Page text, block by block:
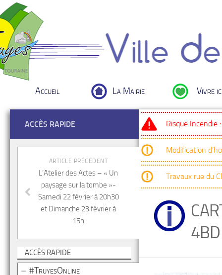
Accueil La Mairie Vivre
Risque Incendie
Modification
Travaux rue du
4BD
ACCÈS RAPIDE
ARTICLE PRÉCÉDENT
L’Atelier des Actes – « Un
paysage sur la tombe »-
Samedi 22 février à 20h30
et Dimanche 23 février à
15h
ACCÈS RAPIDE
#TruyesOnline